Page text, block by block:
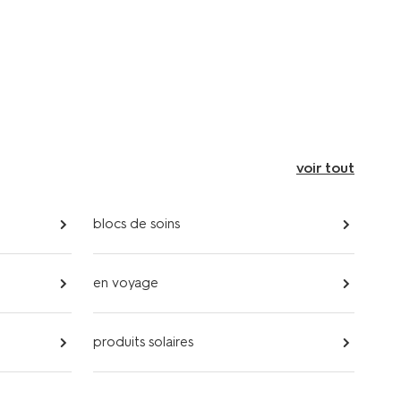
voir tout
blocs de soins
en voyage
produits solaires